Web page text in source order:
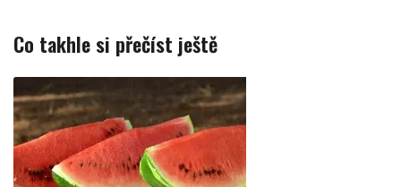
Co takhle si přečíst ještě